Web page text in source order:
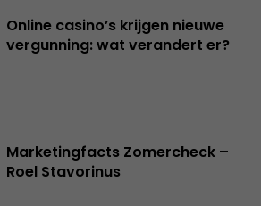
Online casino’s krijgen nieuwe
vergunning: wat verandert er?
Marketingfacts Zomercheck –
Roel Stavorinus